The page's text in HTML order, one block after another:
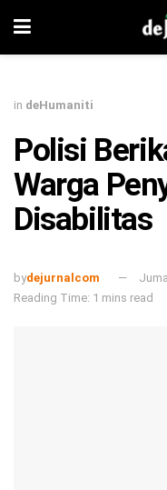
in deHumaniti
Polisi
Warga
Disabilitas
bydejurnalcom
Reading Time: 1 mins read